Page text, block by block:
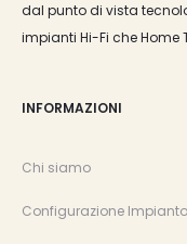
dal punto di vista
impianti Hi-Fi che Home
INFORMAZIONI
Chi siamo
Configurazione Impianto